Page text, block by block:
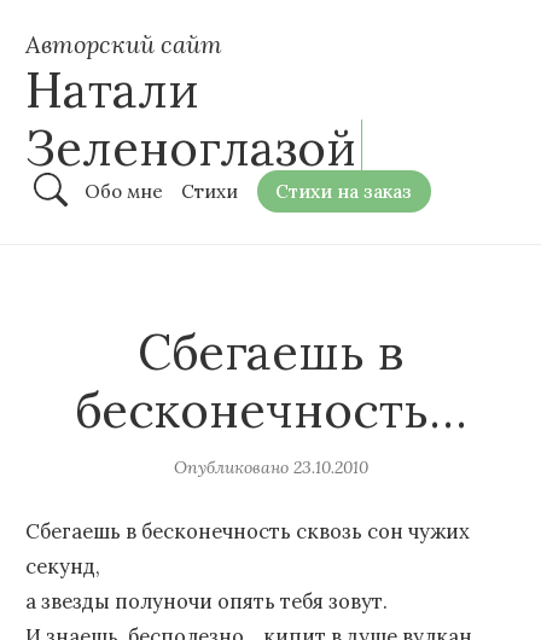
Авторский сайт
Натали
Зеленоглазой
Обо мне Стихи Стихи на заказ
Сбегаешь в
бесконечность…
Опубликовано 23.10.2010
Сбегаешь в бесконечность сквозь сон чужих
секунд,
а звезды полуночи опять тебя зовут.